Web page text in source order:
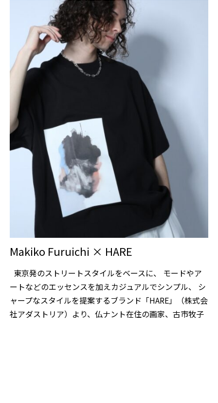
Makiko Furuichi × HARE
東京発のストリートスタイルをベースに、 モードやア
ートなどのエッセンスを加えカジュアルでシンプル、 シ
ャープなスタイルを提案するブランド「HARE」（株式会
社アダストリア）より、仏ナント在住の画家、古市牧子